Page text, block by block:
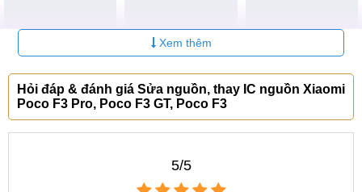
Nguyên nhân gây hỏng IC nguồn Xiaomi Poco F3
Xem thêm
Hỏi đáp & đánh giá Sửa nguồn, thay IC nguồn Xiaomi
Poco F3 Pro, Poco F3 GT, Poco F3
5/5